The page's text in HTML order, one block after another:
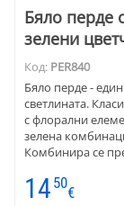
Бяло перде
зелени
Код: PER840
Бяло перде -
светлината.
с флорални
зелена
Комбинира се
оранжево, с
за окачване.
14 50
€